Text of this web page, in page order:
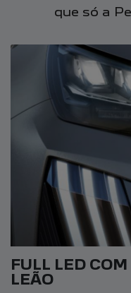
que só a
FULL LED
LEÃO